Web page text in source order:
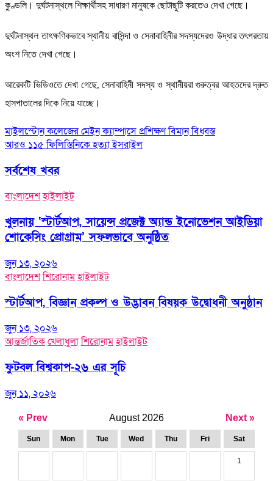
কুণ্ডলি। দুর্ঘটনাস্থলে শিক্ষার্থীসহ সাধারণ মানুষকে ছোটাছুটি করতেও দেখা গেছে।
দুর্ঘটনাস্থল তাৎক্ষণিকভাবে স্থানীয় বাসিন্দা ও সেনাবাহিনীর সদস্যদেরও উদ্ধার তৎপরতায়
অংশ নিতে দেখা গেছে।
আরেকটি ভিডিওতে দেখা গেছে, সেনাবাহিনী সদস্য ও স্থানীয়রা গুরুত্বর আহতদের দ্রুত
হাসপাতালের দিকে নিয়ে যাচ্ছে।
Post
navigation
মাইলস্টোন কলেজের মেইন ক্যাম্পাসে প্রশিক্ষণ বিমান বিধ্বস্ত
আরও ১১৫ ফিলিস্তিনিকে হত্যা ইসরাইল
সর্বশেষ খবর
বাংলাদেশহাইলাইট
খুলনায় ‘স্টার্টআপ, সায়েন্স প্রজেক্ট অ্যান্ড ইনোভেশন আইডিয়া
শোকেসিং প্রোগ্রাম’ সফলভাবে অনুষ্ঠিত
জুন ১৩, ২০২৬
বাংলাদেশশিরোনামহাইলাইট
স্টার্টআপ, বিজ্ঞান প্রকল্প ও উদ্ভাবন বিষয়ক উদ্বোধনী অনুষ্ঠান
জুন ১৩, ২০২৬
আন্তর্জাতিকখেলাধুলাশিরোনামহাইলাইট
ফুটবল বিশ্বকাপ-২৬ এর সূচি
জুন ১১, ২০২৬
« Prev August 2026 Next »
Sun Mon Tue Wed Thu Fri Sat
1